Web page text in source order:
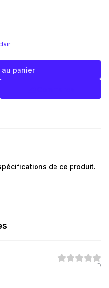
au panier
de ce produit.